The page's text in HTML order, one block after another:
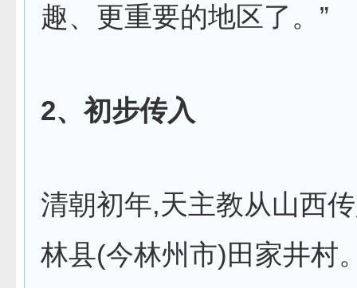
趣、更重要的地区了。”
2、初步传入
清朝初年,天主教从山西
林县(今林州市)田家井村